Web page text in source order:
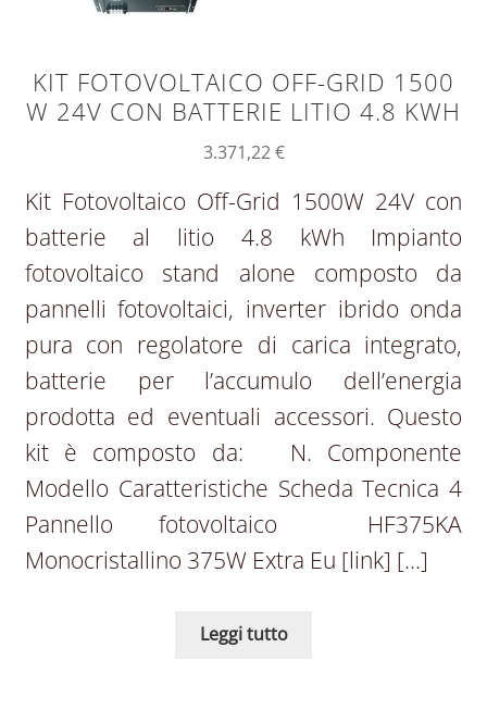
KIT FOTOVOLTAICO OFF-GRID 1500
W 24V CON BATTERIE LITIO 4.8 KWH
3.371,22€
Kit Fotovoltaico Off-Grid 1500W 24V con
batterie al litio 4.8 kWh Impianto
fotovoltaico stand alone composto da
pannelli fotovoltaici, inverter ibrido onda
pura con regolatore di carica integrato,
batterie per l’accumulo dell’energia
prodotta ed eventuali accessori. Questo
kit è composto da: N. Componente
Modello Caratteristiche Scheda Tecnica 4
Pannello fotovoltaico HF375KA
Monocristallino 375W Extra Eu [link] […]
Leggi tutto